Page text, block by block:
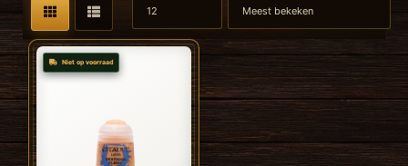
Niet op voorraad